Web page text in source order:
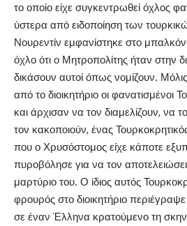
το οποίο είχε συγκεντρωθεί όχλος
ύστερα από ειδοποίηση των
Νουρεντίν εμφανίστηκε στο
όχλο ότι ο Μητροπολίτης ήταν στην
δικάσουν αυτοί όπως νομίζουν.
από το διοικητήριο οι
και άρχισαν να τον διαμελίζουν, να
τον κακοποιούν, ένας
που ο Χρυσόστομος είχε κάποτε
πυροβόλησε για να τον
μαρτύριο του. Ο ίδιος αυτός
φρουρός στο διοικητήριο
σε έναν Έλληνα κρατούμενο τη